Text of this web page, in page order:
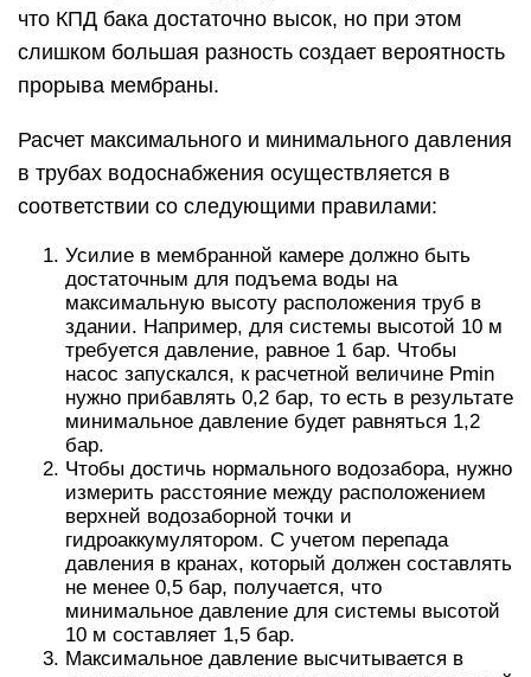
что КПД бака достаточно высок, но при этом
слишком большая разность создает вероятность
прорыва мембраны.
Расчет максимального и минимального давления
в трубах водоснабжения осуществляется в
соответствии со следующими правилами:
Усилие в мембранной камере должно быть
достаточным для подъема воды на
максимальную высоту расположения труб в
здании. Например, для системы высотой 10 м
требуется давление, равное 1 бар. Чтобы
насос запускался, к расчетной величине Pmin
нужно прибавлять 0,2 бар, то есть в результате
минимальное давление будет равняться 1,2
бар.
Чтобы достичь нормального водозабора, нужно
измерить расстояние между расположением
верхней водозаборной точки и
гидроаккумулятором. С учетом перепада
давления в кранах, который должен составлять
не менее 0,5 бар, получается, что
минимальное давление для системы высотой
10 м составляет 1,5 бар.
Максимальное давление высчитывается в